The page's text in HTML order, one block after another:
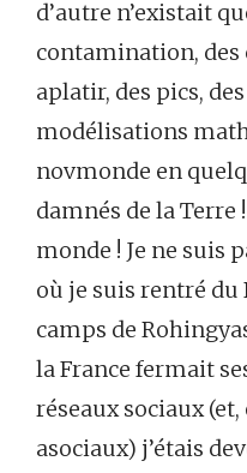
d’autre n’existait
contamination, des
aplatir, des pics,
modélisations
novmonde en
damnés de la Terre
monde ! Je ne suis
où je suis rentré du
camps de
la France fermait
réseaux sociaux
asociaux) j’étais